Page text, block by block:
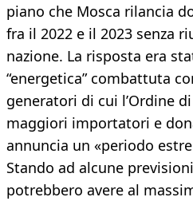
piano che Mosca rilancia
fra il 2022 e il 2023 senza
nazione. La risposta era
“energetica” combattuta
generatori di cui l’Ordine
maggiori importatori e
annuncia un «periodo
Stando ad alcune
potrebbero avere al